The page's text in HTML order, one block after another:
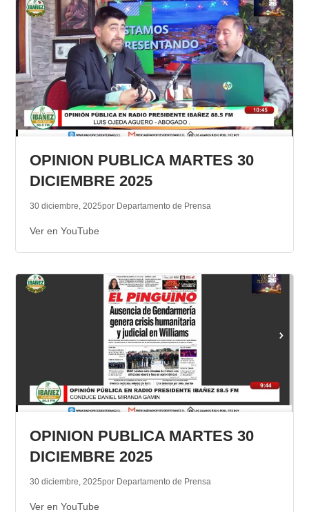
OPINION PUBLICA MARTES 30
DICIEMBRE 2025
30 diciembre, 2025por Departamento de Prensa
Ver en YouTube
OPINION PUBLICA MARTES 30
DICIEMBRE 2025
30 diciembre, 2025por Departamento de Prensa
Ver en YouTube